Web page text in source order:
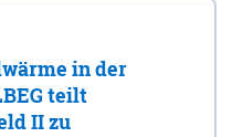
in der
teilt
II zu